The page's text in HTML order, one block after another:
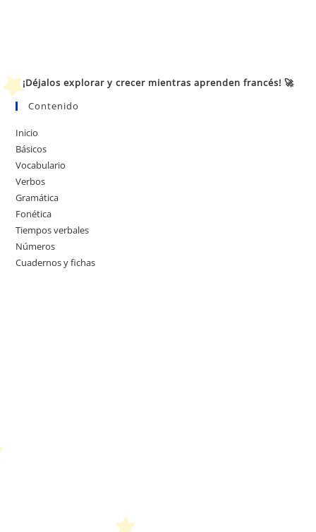
¡Déjalos explorar y crecer mientras aprenden francés! 🚀
Contenido
Inicio
Básicos
Vocabulario
Verbos
Gramática
Fonética
Tiempos verbales
Números
Cuadernos y fichas